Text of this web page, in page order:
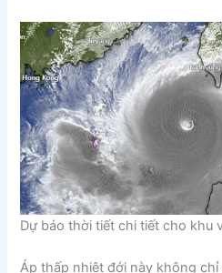
Dự báo thời tiết chi tiết cho khu
Áp thấp nhiệt đới này không